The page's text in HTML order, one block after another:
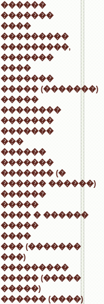
������
�������
����
���������
���������,
�������
����
�������
����� (�������)
�����
��������
�������
�������
���
������
�������
������� (�
������ ������)
������
�����
���� � ������
�����
����
��� (�������
���)
���������
����� (�����
�����)
������ (����)